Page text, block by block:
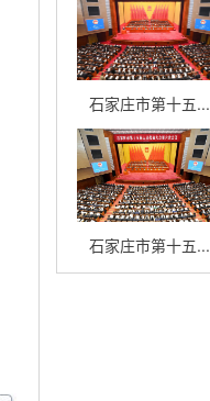
石家庄市第十五...
石家庄市第十五...